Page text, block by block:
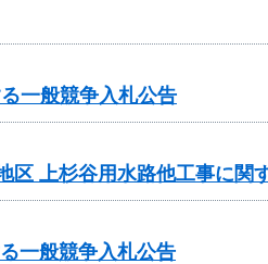
一般競争入札公告
上杉谷用水路他工事に関
一般競争入札公告